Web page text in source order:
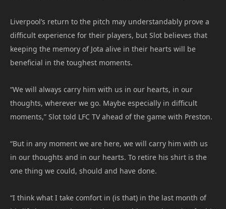
Liverpool’s return to the pitch may understandably prove a
difficult experience for their players, but Slot believes that
keeping the memory of Jota alive in their hearts will be
beneficial in the toughest moments.
“We will always carry him with us in our hearts, in our
thoughts, wherever we go. Maybe especially in difficult
moments,” Slot told LFC TV ahead of the game with Preston.
“But in any moment we are here, we will carry him with us
in our thoughts and in our hearts. To retire his shirt is the
one thing we could, should and have done.
“I think what I take comfort in (is that) in the last month of